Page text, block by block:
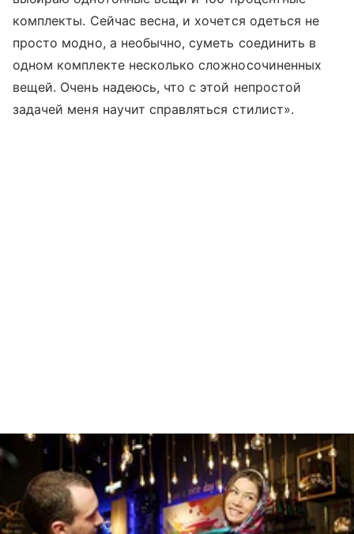
комплекты. Сейчас весна, и хочется одеться не
просто модно, а необычно, суметь соединить в
одном комплекте несколько сложносочиненных
вещей. Очень надеюсь, что с этой непростой
задачей меня научит справляться стилист».